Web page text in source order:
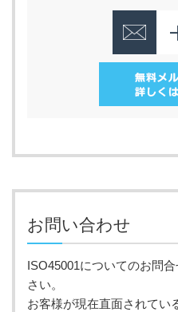
お問い合わせ
ISO45001についてのお問
さい。
お客様が現在直面されてい